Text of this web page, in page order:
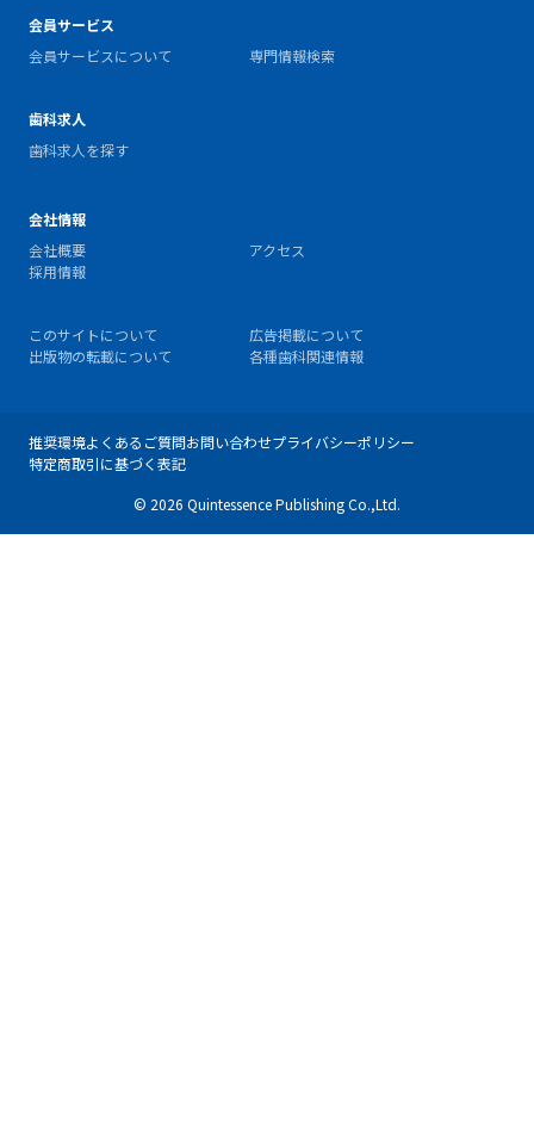
会員サービス
会員サービスについて
専門情報検索
歯科求人
歯科求人を探す
会社情報
会社概要
アクセス
採用情報
このサイトについて
広告掲載について
出版物の転載について
各種歯科関連情報
推奨環境よくあるご質問お問い合わせプライバシーポリシー
特定商取引に基づく表記
© 2026 Quintessence Publishing Co.,Ltd.